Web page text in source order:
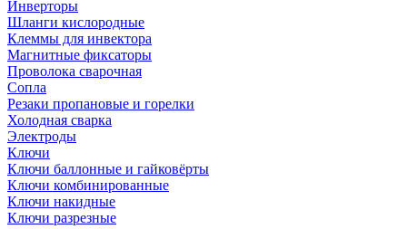
Инверторы
Шланги кислородные
Клеммы для инвектора
Магнитные фиксаторы
Проволока сварочная
Сопла
Резаки пропановые и горелки
Холодная сварка
Электроды
Ключи
Ключи баллонные и гайковёрты
Ключи комбинированные
Ключи накидные
Ключи разрезные